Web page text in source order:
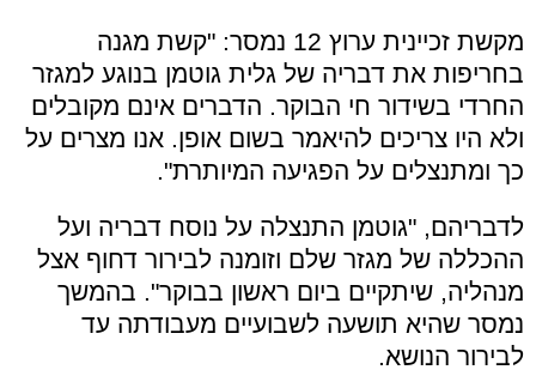
מקשת זכיינית ערוץ 12 נמסר: "קשת מגנה
בחריפות את דבריה של גלית גוטמן בנוגע למגזר
החרדי בשידור חי הבוקר. הדברים אינם מקובלים
ולא היו צריכים להיאמר בשום אופן. אנו מצרים על
כך ומתנצלים על הפגיעה המיותרת".
לדבריהם, "גוטמן התנצלה על נוסח דבריה ועל
ההכללה של מגזר שלם וזומנה לבירור דחוף אצל
מנהליה, שיתקיים ביום ראשון בבוקר". בהמשך
נמסר שהיא תושעה לשבועיים מעבודתה עד
לבירור הנושא.